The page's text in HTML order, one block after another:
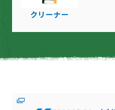
クリーナー